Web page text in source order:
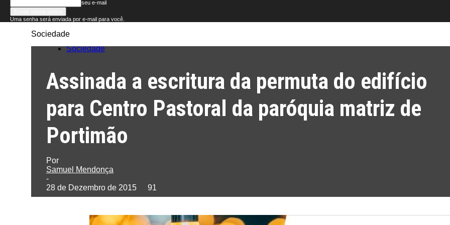
seu e-mail
Uma senha será enviada por e-mail para você.
Sociedade
Sociedade
Assinada a escritura da permuta do edifício
para Centro Pastoral da paróquia matriz de
Portimão
Por
Samuel Mendonça
-
28 de Dezembro de 2015
91